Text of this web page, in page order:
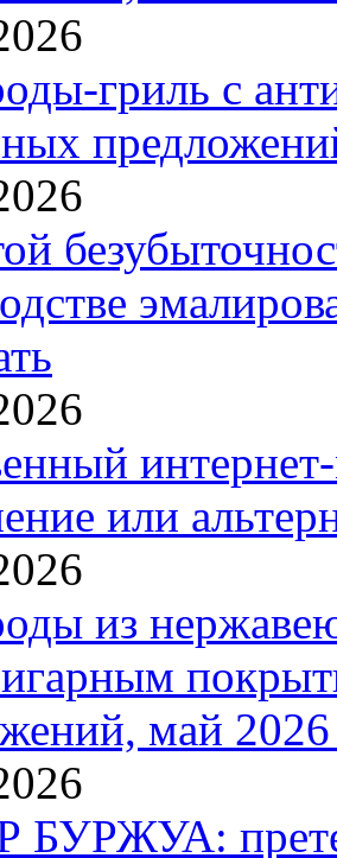
гриль с
или
из
май 2026